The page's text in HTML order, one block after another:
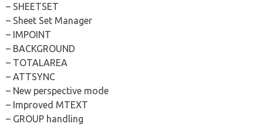
– SHEETSET
– Sheet Set Manager
– IMPOINT
– BACKGROUND
– TOTALAREA
– ATTSYNC
– New perspective mode
– Improved MTEXT
– GROUP handling